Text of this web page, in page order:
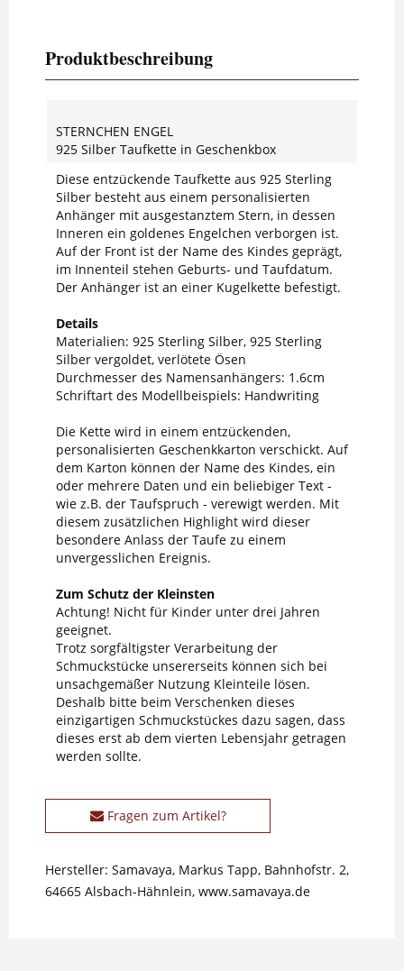
Produktbeschreibung
STERNCHEN ENGEL
925 Silber Taufkette in Geschenkbox
Diese entzückende Taufkette aus 925 Sterling
Silber besteht aus einem personalisierten
Anhänger mit ausgestanztem Stern, in dessen
Inneren ein goldenes Engelchen verborgen ist.
Auf der Front ist der Name des Kindes geprägt,
im Innenteil stehen Geburts- und Taufdatum.
Der Anhänger ist an einer Kugelkette befestigt.
Details
Materialien: 925 Sterling Silber, 925 Sterling
Silber vergoldet, verlötete Ösen
Durchmesser des Namensanhängers: 1.6cm
Schriftart des Modellbeispiels: Handwriting
Die Kette wird in einem entzückenden,
personalisierten Geschenkkarton verschickt. Auf
dem Karton können der Name des Kindes, ein
oder mehrere Daten und ein beliebiger Text -
wie z.B. der Taufspruch - verewigt werden. Mit
diesem zusätzlichen Highlight wird dieser
besondere Anlass der Taufe zu einem
unvergesslichen Ereignis.
Zum Schutz der Kleinsten
Achtung! Nicht für Kinder unter drei Jahren
geeignet.
Trotz sorgfältigster Verarbeitung der
Schmuckstücke unsererseits können sich bei
unsachgemäßer Nutzung Kleinteile lösen.
Deshalb bitte beim Verschenken dieses
einzigartigen Schmuckstückes dazu sagen, dass
dieses erst ab dem vierten Lebensjahr getragen
werden sollte.
Fragen zum Artikel?
Hersteller: Samavaya, Markus Tapp, Bahnhofstr. 2,
64665 Alsbach-Hähnlein, www.samavaya.de